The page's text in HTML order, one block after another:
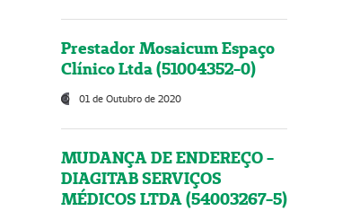
Prestador Mosaicum Espaço
Clínico Ltda (51004352-0)
01 de Outubro de 2020
MUDANÇA DE ENDEREÇO -
DIAGITAB SERVIÇOS
MÉDICOS LTDA (54003267-5)